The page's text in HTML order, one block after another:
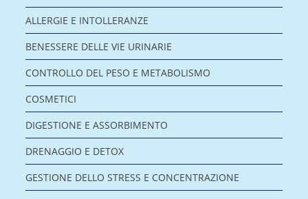
ALLERGIE E INTOLLERANZE
BENESSERE DELLE VIE URINARIE
CONTROLLO DEL PESO E METABOLISMO
COSMETICI
DIGESTIONE E ASSORBIMENTO
DRENAGGIO E DETOX
GESTIONE DELLO STRESS E CONCENTRAZIONE